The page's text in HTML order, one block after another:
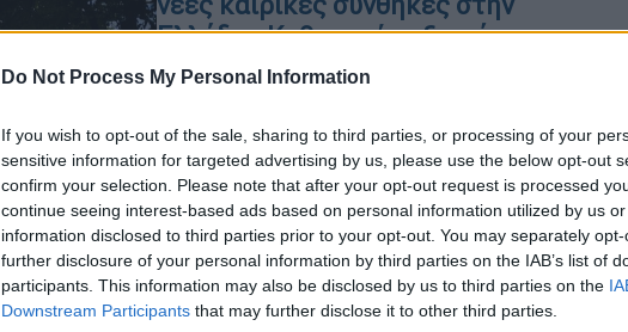
Do Not Process My Personal Information
If you wish to opt-out of the sale, sharing to third parties, or processing of your
sensitive information for targeted advertising by us, please use the below opt-out
confirm your selection. Please note that after your opt-out request is processed
continue seeing interest-based ads based on personal information utilized by us
information disclosed to third parties prior to your opt-out. You may separately
further disclosure of your personal information by third parties on the IAB’s list of
participants. This information may also be disclosed by us to third parties on the
Downstream Participants that may further disclose it to other third parties.
Ελλάδα - Καθηγητής εξηγεί τους
κινδύνους για την υγεία
μας επηρεάζουν
Ελλάδα|06.06.2024 06:45
Πώς η υψηλότερη θερμοκρασία τη
νύχτα οδηγεί σε αύξηση θανάτων -